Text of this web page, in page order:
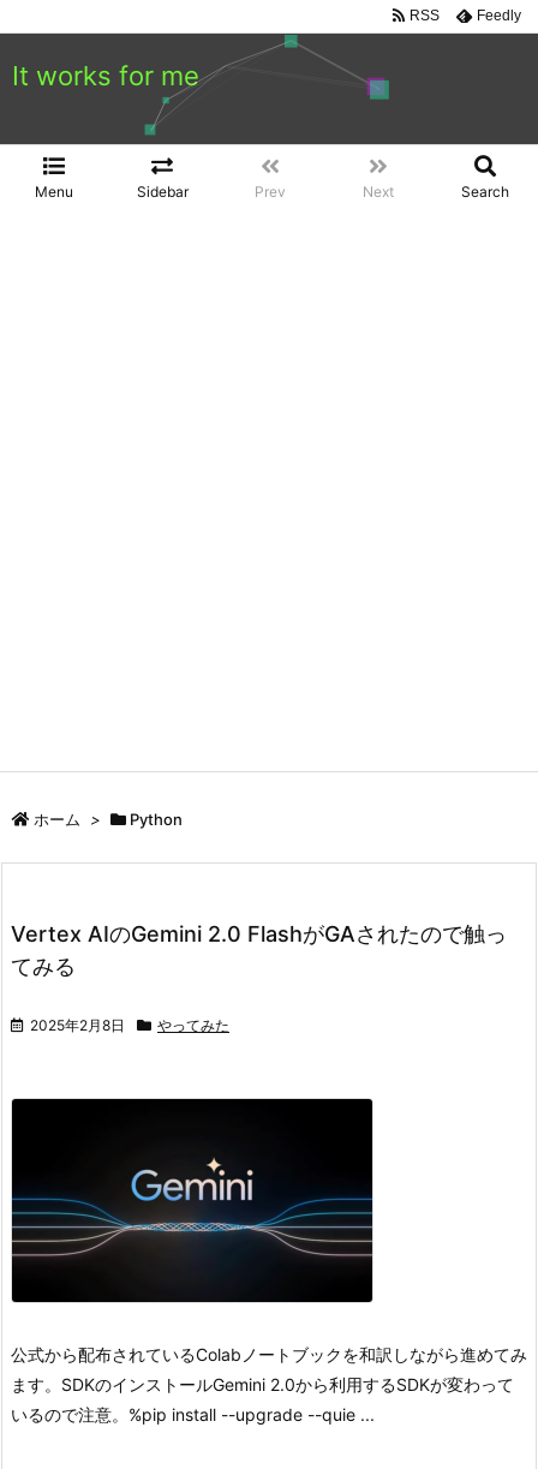
It works for me
Menu Sidebar Prev Next Search
RSS Feedly
ホーム > Python
Vertex AIのGemini 2.0 FlashがGAされたので触っ
てみる
2025年2月8日 やってみた
公式から配布されているColabノートブックを和訳しながら進めてみ
ます。 SDKのインストールGemini 2.0から利用するSDKが変わって
いるので注意。 %pip install --upgrade --quie ...